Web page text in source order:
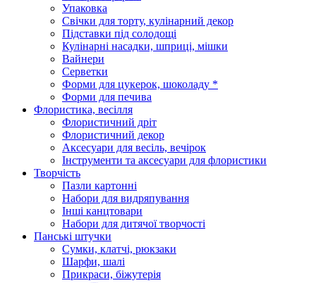
Упаковка
Свічки для торту, кулінарний декор
Підставки під солодощі
Кулінарні насадки, шприці, мішки
Вайнери
Серветки
Форми для цукерок, шоколаду *
Форми для печива
Флористика, весілля
Флористичний дріт
Флористичний декор
Аксесуари для весіль, вечірок
Інструменти та аксесуари для флористики
Творчість
Пазли картонні
Набори для видряпування
Інші канцтовари
Набори для дитячої творчості
Панські штучки
Сумки, клатчі, рюкзаки
Шарфи, шалі
Прикраси, біжутерія